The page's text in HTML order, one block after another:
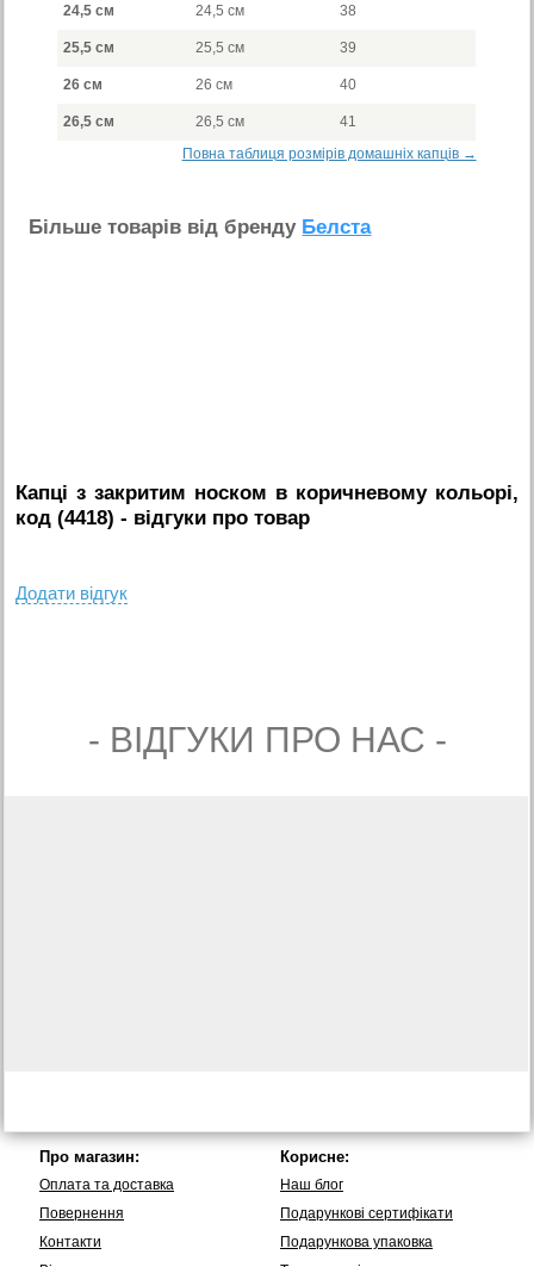
24,5 см 24,5 см 38
25,5 см 25,5 см 39
26 см 26 см 40
26,5 см 26,5 см
41
Повна таблиця розмірів домашніх капців →
Бiльше товарiв вiд бренду Белста
Капці з закритим носком в коричневому кольорі,
код (4418) - вiдгуки про товар
Додати вiдгук
- ВIДГУКИ ПРО НАС -
Про магазин:
Оплата та доставка
Повернення
Контакти
Корисне:
Наш блог
Подарункові сертифікати
Подарункова упаковка